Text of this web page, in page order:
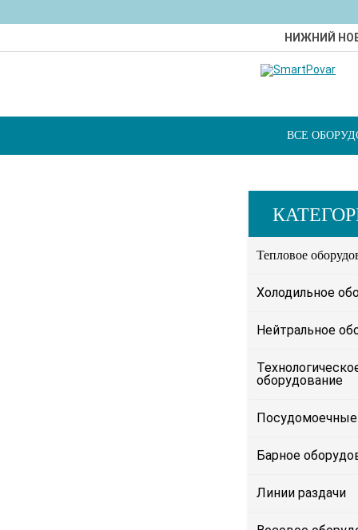
НИЖНИЙ
ВСЕ
Тепловое
Холодильное
Нейтральное
оборудование
Барное
Линии раздачи